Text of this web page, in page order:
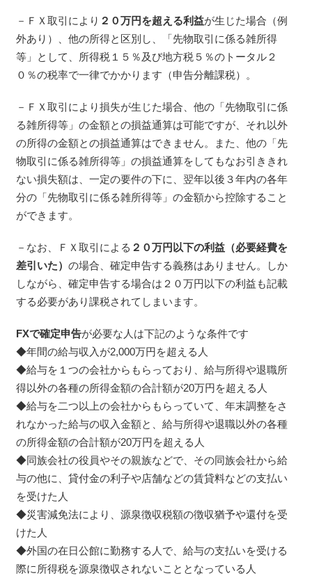
－ＦＸ取引により ２０万円を超える利益が生じた場合（例
外あり）、他の所得と区別し、「先物取引に係る雑所得
等」として、所得税１５％及び地方税５％のトータル２
０％の税率で一律でかかります（申告分離課税）。
－ＦＸ取引により損失が生じた場合、他の「先物取引に係
る雑所得等」の金額との損益通算は可能ですが、それ以外
の所得の金額との損益通算はできません。また、他の「先
物取引に係る雑所得等」の損益通算をしてもなお引ききれ
ない損失額は、一定の要件の下に、翌年以後３年内の各年
分の「先物取引に係る雑所得等」の金額から控除すること
ができます。
－なお、ＦＸ取引による ２０万円以下の利益（必要経費を
差引いた）の場合、確定申告する義務はありません。しか
しながら、確定申告する場合は２０万円以下の利益も記載
する必要があり課税されてしまいます。
FXで確定申告が必要な人は下記のような条件です
◆年間の給与収入が2,000万円を超える人
◆給与を１つの会社からもらっており、給与所得や退職所
得以外の各種の所得金額の合計額が20万円を超える人
◆給与を二つ以上の会社からもらっていて、年末調整をさ
れなかった給与の収入金額と、給与所得や退職以外の各種
の所得金額の合計額が20万円を超える人
◆同族会社の役員やその親族などで、その同族会社から給
与の他に、貸付金の利子や店舗などの賃貸料などの支払い
を受けた人
◆災害減免法により、源泉徴収税額の徴収猶予や還付を受
けた人
◆外国の在日公館に勤務する人で、給与の支払いを受ける
際に所得税を源泉徴収されないこととなっている人